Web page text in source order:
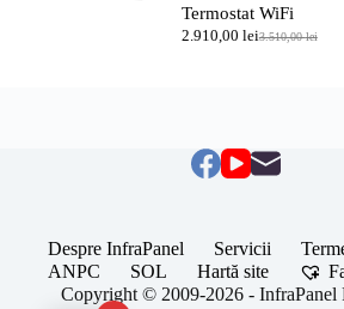
Termostat WiFi
3.510,00lei
Prețul
2.910,00 lei
Prețul
Despre InfraPanel Servicii
ANPC
SOL Hartă site
Copyright © 2009-2026 - InfraPanel